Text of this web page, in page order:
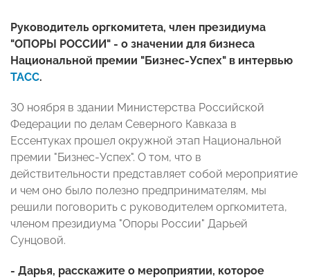
Руководитель оргкомитета, член президиума
"ОПОРЫ РОССИИ" - о значении для бизнеса
Национальной премии "Бизнес-Успех" в интервью
ТАСС.
30 ноября в здании Министерства Российской
Федерации по делам Северного Кавказа в
Ессентуках прошел окружной этап Национальной
премии "Бизнес-Успех". О том, что в
действительности представляет собой мероприятие
и чем оно было полезно предпринимателям, мы
решили поговорить с руководителем оргкомитета,
членом президиума "Опоры России" Дарьей
Сунцовой.
- Дарья, расскажите о мероприятии, которое